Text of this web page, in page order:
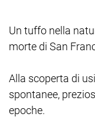
Un tuffo nella
morte di San
Alla scoperta di
spontanee,
epoche.